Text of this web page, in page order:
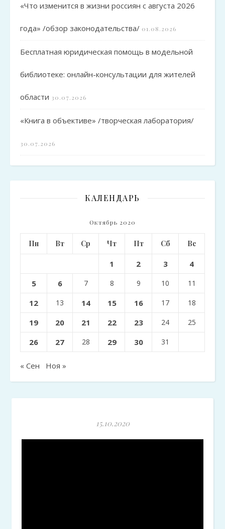
«Что изменится в жизни россиян с августа 2026
года» /обзор законодательства/ 01.08.2026
Бесплатная юридическая помощь в модельной
библиотеке: онлайн-консультации для жителей
области 30.07.2026
«Книга в объективе» /творческая лаборатория/
30.07.2026
КАЛЕНДАРЬ
Октябрь 2020
Пн Вт Ср Чт Пт Сб Вс
1 2 3
4
5
6 7 8 9 10 11
12 13 14 15 16 17 18
19 20 21 22 23 24 25
26 27 28 29 30 31
« Сен Ноя »
15.10.2020